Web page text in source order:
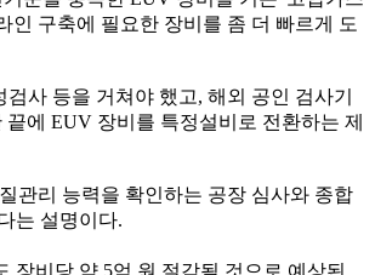
구축에 필요한 장비를 좀 더 빠르게 도
사 등을 거쳐야 했고, 해외 공인 검사기
에 EUV 장비를 특정설비로 전환하는 제
관리 능력을 확인하는 공장 심사와 종합
는 설명이다.
장비당 약 5억 원 절감될 것으로 예상된